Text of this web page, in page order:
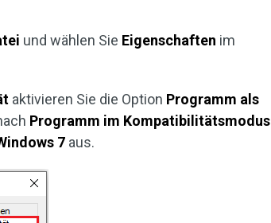
und wählen Sie Eigenschaften im
aktivieren Sie die Option Programm als
Programm im Kompatibilitätsmodus
7 aus.